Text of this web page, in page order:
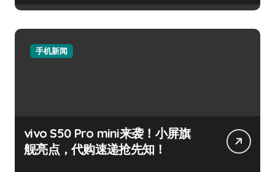
手机新闻
vivo S50 Pro mini来袭！小屏旗
舰亮点，代购速递抢先知！